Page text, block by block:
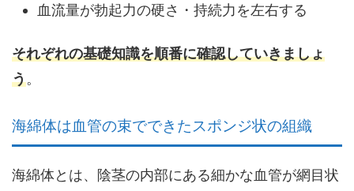
血流量が勃起力の硬さ・持続力を左右する
それぞれの基礎知識を順番に確認していきましょ
う。
海綿体は血管の束でできたスポンジ状の組織
海綿体とは、陰茎の内部にある細かな血管が網目状